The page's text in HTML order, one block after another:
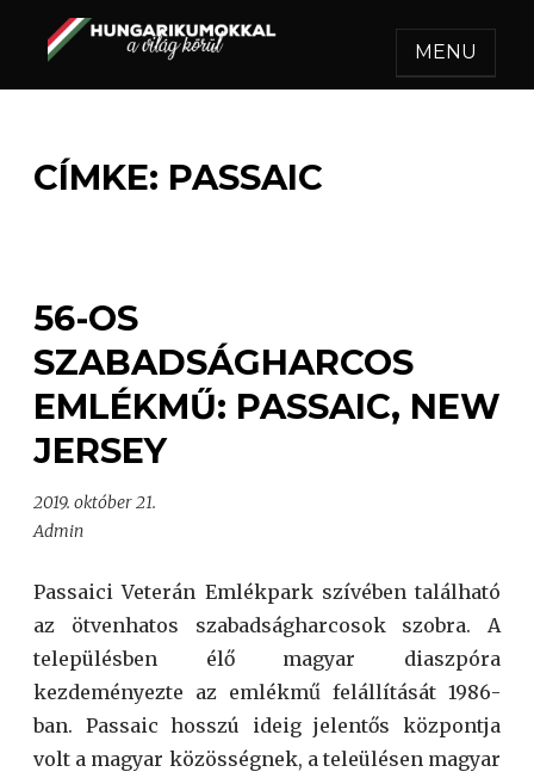
HUNGARIKUMOKKAL A
Egy felejthetetlen utazás.
MENU
CÍMKE: PASSAIC
56-OS
SZABADSÁGHARCOS
EMLÉKMŰ: PASSAIC, NEW
JERSEY
2019. október 21.
Admin
Passaici Veterán Emlékpark szívében található
az ötvenhatos szabadságharcosok szobra. A
településben élő magyar diaszpóra
kezdeményezte az emlékmű felállítását 1986-
ban. Passaic hosszú ideig jelentős központja
volt a magyar közösségnek, a teleülésen magyar